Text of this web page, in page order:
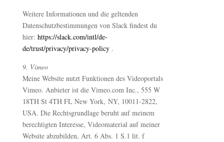
Weitere Informationen und die geltenden
Datenschutzbestimmungen von Slack findest du
hier: https://slack.com/intl/de-
de/trust/privacy/privacy-policy.
9. Vimeo
Meine Website nutzt Funktionen des Videoportals
Vimeo. Anbieter ist die Vimeo.com Inc., 555 W
18TH St 4TH FL New York​, NY, 10011-2822,
USA. Die Rechtsgrundlage beruht auf meinem
berechtigten Interesse, Videomaterial auf meiner
Website abzubilden, Art. 6 Abs. 1 S.1 lit. f